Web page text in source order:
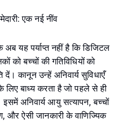
एक नई नींव
यह पर्याप्त नहीं है कि डिजिटल
को बच्चों की गतिविधियों को
कानून उन्हें अनिवार्य सुविधाएँ
बाध्य करता है जो पहले से ही
अनिवार्य आयु सत्यापन, बच्चों
ऐसी जानकारी के वाणिज्यिक